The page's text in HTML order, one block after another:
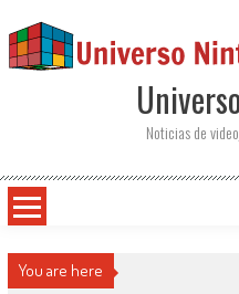
Noticias de
You are here